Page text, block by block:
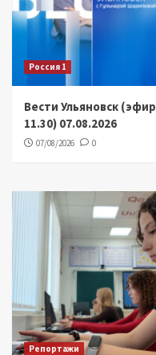
Россия 1
Вести Ульяновск (эфир
11.30) 07.08.2026
07/08/2026 0
Репортажи